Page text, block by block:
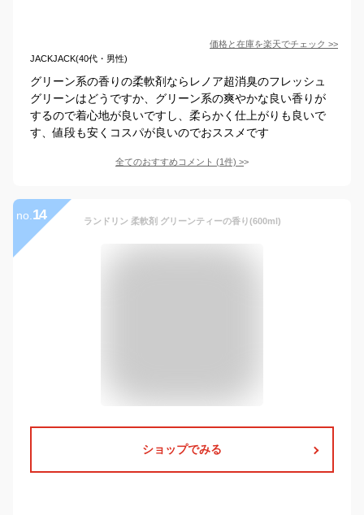
価格と在庫を楽天でチェック >>
JACKJACK(40代・男性)
グリーン系の香りの柔軟剤ならレノア超消臭のフレッシュ
グリーンはどうですか、グリーン系の爽やかな良い香りが
するので着心地が良いですし、柔らかく仕上がりも良いで
す、値段も安くコスパが良いのでおススメです
全てのおすすめコメント (1件) >
no. 14 ランドリン 柔軟剤 グリーンティーの香り(600ml)
ショップでみる